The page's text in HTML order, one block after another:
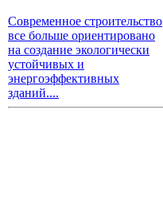
Современное строительство
все больше ориентировано
на создание экологически
устойчивых и
энергоэффективных
зданий....